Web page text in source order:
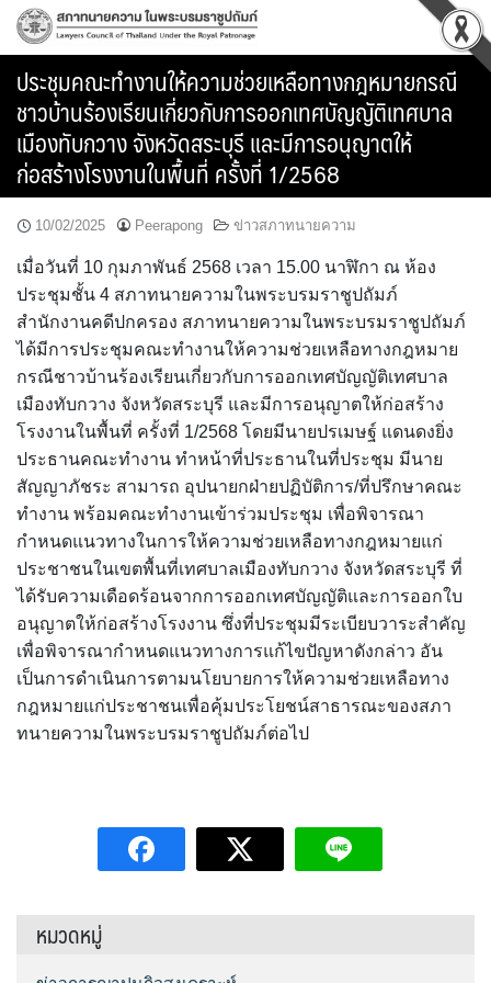
Skip
ประชุมคณะทำงานให้ความช่วยเหลือทางกฎหมายกรณี
ชาวบ้านร้องเรียนเกี่ยวกับการออกเทศบัญญัติเทศบาล
เมืองทับกวาง จังหวัดสระบุรี และมีการอนุญาตให้
ก่อสร้างโรงงานในพื้นที่ ครั้งที่ 1/2568
10/02/2025 Peerapong ข่าวสภาทนายความ
เมื่อวันที่ 10 กุมภาพันธ์ 2568 เวลา 15.00 นาฬิกา ณ ห้อง
ประชุมชั้น 4 สภาทนายความในพระบรมราชูปถัมภ์
สำนักงานคดีปกครอง สภาทนายความในพระบรมราชูปถัมภ์
ได้มีการประชุมคณะทำงานให้ความช่วยเหลือทางกฎหมาย
กรณีชาวบ้านร้องเรียนเกี่ยวกับการออกเทศบัญญัติเทศบาล
เมืองทับกวาง จังหวัดสระบุรี และมีการอนุญาตให้ก่อสร้าง
โรงงานในพื้นที่ ครั้งที่ 1/2568 โดยมีนายปรเมษฐ์ แดนดงยิ่ง
ประธานคณะทำงาน ทำหน้าที่ประธานในที่ประชุม มีนาย
สัญญาภัชระ สามารถ อุปนายกฝ่ายปฏิบัติการ/ที่ปรึกษาคณะ
ทำงาน พร้อมคณะทำงานเข้าร่วมประชุม เพื่อพิจารณา
กำหนดแนวทางในการให้ความช่วยเหลือทางกฎหมายแก่
ประชาชนในเขตพื้นที่เทศบาลเมืองทับกวาง จังหวัดสระบุรี ที่
ได้รับความเดือดร้อนจากการออกเทศบัญญัติและการออกใบ
อนุญาตให้ก่อสร้างโรงงาน ซึ่งที่ประชุมมีระเบียบวาระสำคัญ
เพื่อพิจารณากำหนดแนวทางการแก้ไขปัญหาดังกล่าว อัน
เป็นการดำเนินการตามนโยบายการให้ความช่วยเหลือทาง
กฎหมายแก่ประชาชนเพื่อคุ้มประโยชน์สาธารณะของสภา
ทนายความในพระบรมราชูปถัมภ์ต่อไป
หมวดหมู่